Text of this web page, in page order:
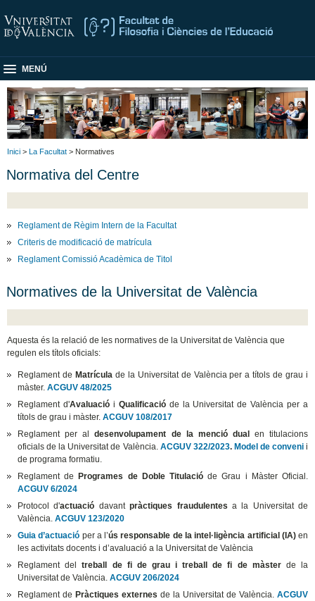
MENÚ
Inici > La Facultat > Normatives
Normativa del Centre
Reglament de Règim Intern de la Facultat
Criteris de modificació de matrícula
Reglament Comissió Acadèmica de Titol
Normatives de la Universitat de València
Aquesta és la relació de les normatives de la Universitat de València que
regulen els títols oficials:
Reglament de Matrículade la Universitat de València per a títols de grau i
màster.ACGUV 48/2025
Reglament d'Avaluaciói Qualificacióde la Universitat de València per a
títols de grau i màster.ACGUV 108/2017
Reglament per aldesenvolupament de la menció dual
en titulacions
oficials de la Universitat de València. ACGUV 322/2023. Model de convenii
de programa formatiu.
Reglament de
Programes de Doble Titulació de Grau i Màster Oficial.
ACGUV 6/2024
Protocol d'actuació davantpràctiques fraudulentes a la Universitat de
València.ACGUV 123/2020
Guia d’actuació per a l’ús responsable de la intel·ligència artificial (IA)en
les activitats docents i d’avaluació a la Universitat de València
Reglament deltreball de fi de grau i treball de fi de màsterde la
Universitat de València.ACGUV 206/2024
Reglament de Pràctiques externes de la Universitat de València.ACGUV